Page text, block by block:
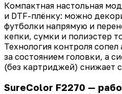
Компактная настольная
и DTF-плёнку: можно
футболки напрямую и
кепки, сумки и полиэстер
Технология контроля
за состоянием головки, а
(без картриджей) снижает
SureColor F2270 —